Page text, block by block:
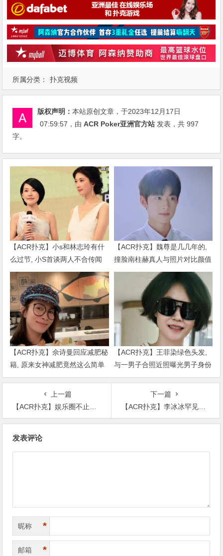
所属分类： 扑克视频
版权声明：本站原创文章，于2023年12月17日
07:59:57 ，由ACR Poker亚洲官方站 发表，共 997
字。
【ACR扑克】小s和林志玲有什
么过节, 小S首谈两人不合传闻
说了什么
【ACR扑克】魏尊是几几年的,
撞脸南柱赫真人与照片对比颜值
被质疑
【ACR扑克】佘诗曼回应减肥秘
籍, 原来女神减肥竟然这么简单
【ACR扑克】王菲染绿色头发,
与一男子合照近照曝光男子身份
被扒出
上一篇
【ACR扑克】娱乐圈不止多金还多情，她选秀未夺冠嫁了个当过总裁的导演老公
下一篇
【ACR扑克】李冰冰罕见晒妹穿同样的衣服像双胞胎，网友：妹妹更漂亮
发表评论
昵称 *
邮箱 *